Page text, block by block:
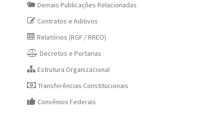
Demais Publicações Relacionadas
Contratos e Aditivos
Relatórios (RGF / RREO)
Decretos e Portarias
Estrutura Organizacional
Transferências Constitucionais
Convênios Federais